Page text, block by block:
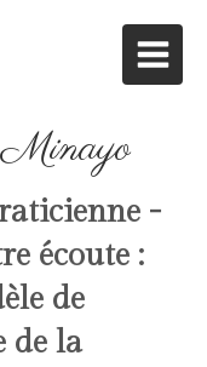
-
écoute :
de
de la